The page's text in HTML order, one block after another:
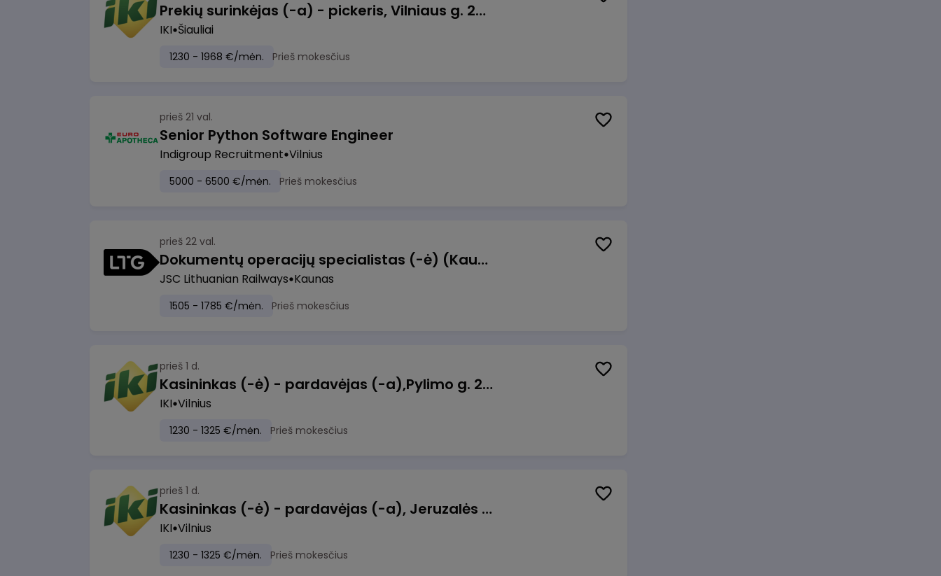
Prekių surinkėjas (-a) - pickeris, Vilniaus g. 220 - 1, Šiauliai
IKI Šiauliai
1230 - 1968 €/mėn. Prieš mokesčius
prieš 21 val.
Senior Python Software Engineer
Indigroup Recruitment Vilnius
5000 - 6500 €/mėn. Prieš mokesčius
prieš 22 val.
Dokumentų operacijų specialistas (-ė) (Kaunas) (Kaunas, LT)
JSC Lithuanian Railways Kaunas
1505 - 1785 €/mėn. Prieš mokesčius
prieš 1 d.
Kasininkas (-ė) - pardavėjas (-a),Pylimo g. 21, Vilnius
IKI Vilnius
1230 - 1325 €/mėn. Prieš mokesčius
prieš 1 d.
Kasininkas (-ė) - pardavėjas (-a), Jeruzalės g. 17, Vilnius
IKI Vilnius
1230 - 1325 €/mėn. Prieš mokesčius